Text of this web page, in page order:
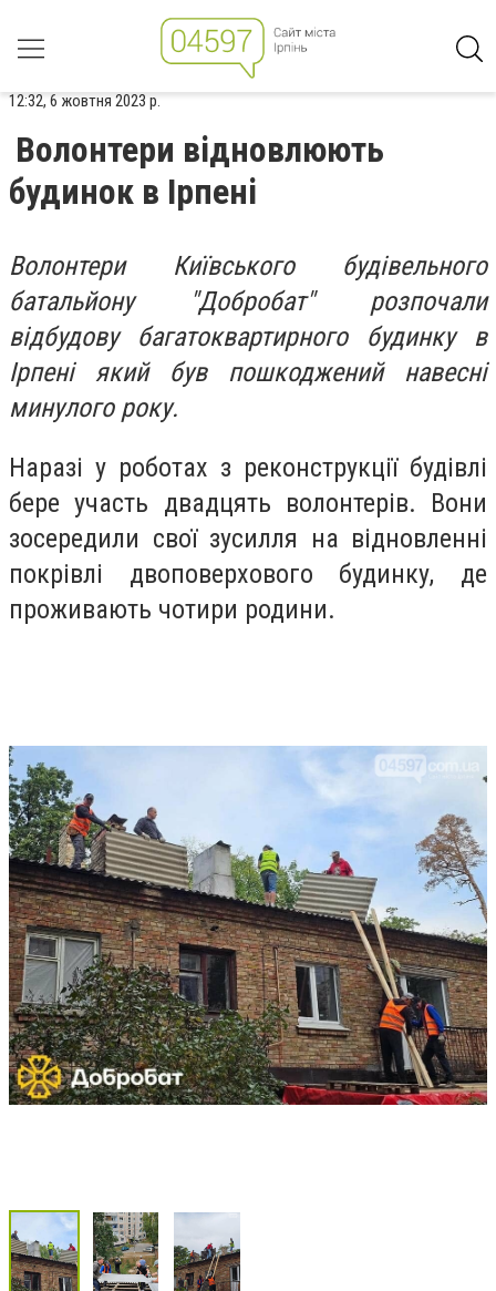
12:32, 6 жовтня 2023 р.
Волонтери відновлюють
будинок в Ірпені
Волонтери Київського будівельного
батальйону "Добробат" розпочали
відбудову багатоквартирного будинку в
Ірпені який був пошкоджений навесні
минулого року.
Наразі у роботах з реконструкції будівлі
бере участь двадцять волонтерів. Вони
зосередили свої зусилля на відновленні
покрівлі двоповерхового будинку, де
проживають чотири родини.